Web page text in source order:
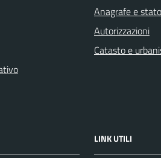
Anagrafe e
Autorizzazioni
Catasto e
LINK UTILI